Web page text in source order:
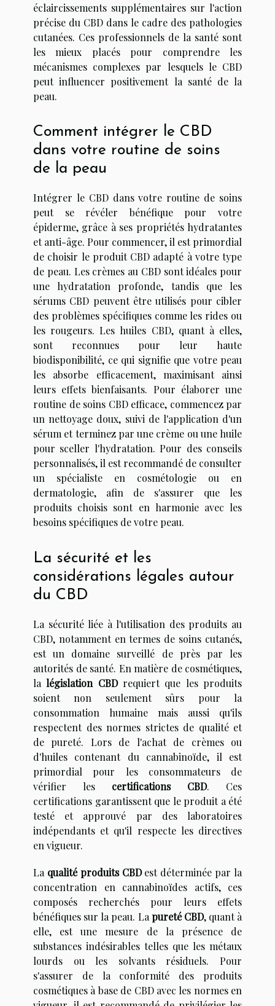
éclaircissements supplémentaires sur l'action
précise du CBD dans le cadre des pathologies
cutanées. Ces professionnels de la santé sont
les mieux placés pour comprendre les
mécanismes complexes par lesquels le CBD
peut influencer positivement la santé de la
peau.
Comment intégrer le CBD
dans votre routine de soins
de la peau
Intégrer le CBD dans votre routine de soins
peut se révéler bénéfique pour votre
épiderme, grâce à ses propriétés hydratantes
et anti-âge. Pour commencer, il est primordial
de choisir le produit CBD adapté à votre type
de peau. Les crèmes au CBD sont idéales pour
une hydratation profonde, tandis que les
sérums CBD peuvent être utilisés pour cibler
des problèmes spécifiques comme les rides ou
les rougeurs. Les huiles CBD, quant à elles,
sont reconnues pour leur haute
biodisponibilité, ce qui signifie que votre peau
les absorbe efficacement, maximisant ainsi
leurs effets bienfaisants. Pour élaborer une
routine de soins CBD efficace, commencez par
un nettoyage doux, suivi de l'application d'un
sérum et terminez par une crème ou une huile
pour sceller l'hydratation. Pour des conseils
personnalisés, il est recommandé de consulter
un spécialiste en cosmétologie ou en
dermatologie, afin de s'assurer que les
produits choisis sont en harmonie avec les
besoins spécifiques de votre peau.
La sécurité et les
considérations légales autour
du CBD
La sécurité liée à l'utilisation des produits au
CBD, notamment en termes de soins cutanés,
est un domaine surveillé de près par les
autorités de santé. En matière de cosmétiques,
lalégislation CBDrequiert que les produits
soient non seulement sûrs pour la
consommation humaine mais aussi qu'ils
respectent des normes strictes de qualité et
de pureté. Lors de l'achat de crèmes ou
d'huiles contenant du cannabinoïde, il est
primordial pour les consommateurs de
vérifier les certifications CBD. Ces
certifications garantissent que le produit a été
testé et approuvé par des laboratoires
indépendants et qu'il respecte les directives
en vigueur.
La qualité produits CBDest déterminée par la
concentration en cannabinoïdes actifs, ces
composés recherchés pour leurs effets
bénéfiques sur la peau. La pureté CBD, quant à
elle, est une mesure de la présence de
substances indésirables telles que les métaux
lourds ou les solvants résiduels. Pour
s'assurer de la conformité des produits
cosmétiques à base de CBD avec les normes en